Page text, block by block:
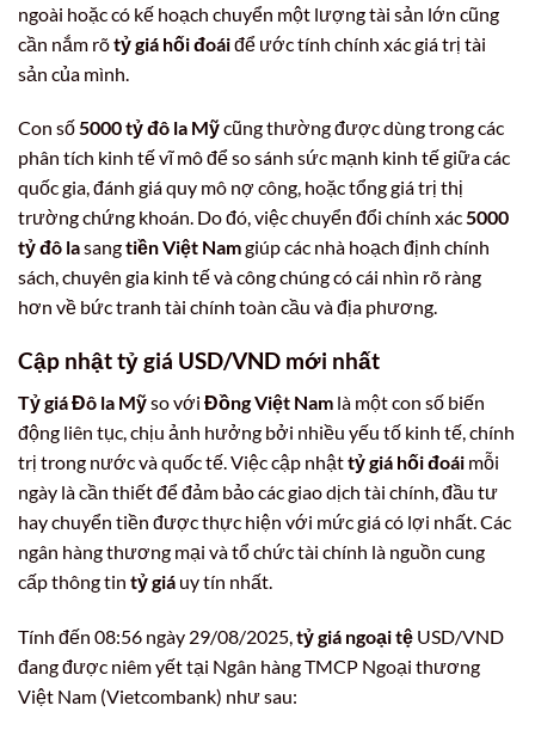
ngoài hoặc có kế hoạch chuyển một lượng tài sản lớn cũng
cần nắm rõtỷ giá hối đoáiđể ước tính chính xác giá trị tài
sản của mình.
Con số5000 tỷ đô la Mỹcũng thường được dùng trong các
phân tích kinh tế vĩ mô để so sánh sức mạnh kinh tế giữa các
quốc gia, đánh giá quy mô nợ công, hoặc tổng giá trị thị
trường chứng khoán. Do đó, việc chuyển đổi chính xác5000
tỷ đô lasangtiền Việt Namgiúp các nhà hoạch định chính
sách, chuyên gia kinh tế và công chúng có cái nhìn rõ ràng
hơn về bức tranh tài chính toàn cầu và địa phương.
Cập nhậttỷ giá USD/VND mới nhất
Tỷ giá Đô la Mỹso với Đồng Việt Nam là một con số biến
động liên tục, chịu ảnh hưởng bởi nhiều yếu tố kinh tế, chính
trị trong nước và quốc tế. Việc cập nhậttỷ giá hối đoái mỗi
ngày là cần thiết để đảm bảo các giao dịch tài chính, đầu tư
hay chuyển tiền được thực hiện với mức giá có lợi nhất. Các
ngân hàng thương mại và tổ chức tài chính là nguồn cung
cấp thông tin tỷ giá uy tín nhất.
Tính đến 08:56 ngày 29/08/2025, tỷ giá ngoại tệ USD/VND
đang được niêm yết tại Ngân hàng TMCP Ngoại thương
Việt Nam (Vietcombank) như sau: